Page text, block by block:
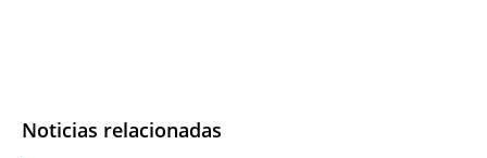
Noticias relacionadas